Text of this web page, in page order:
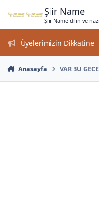
Şiir Name
Şiir Name dilin ve
Üyelerimizin Dikkatine
Anasayfa VAR BU